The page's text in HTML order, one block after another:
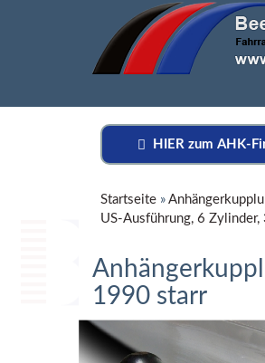
HIER zum AHK-
Startseite »
US-Ausführung, 6
1990 starr